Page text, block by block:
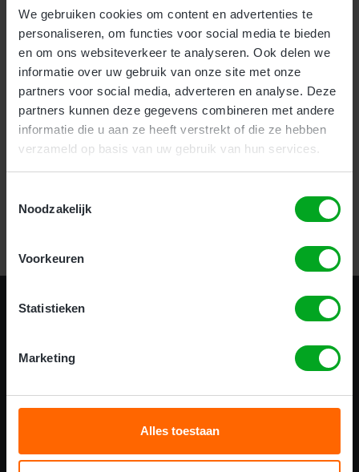
We gebruiken cookies om content en advertenties te
personaliseren, om functies voor social media te bieden
en om ons websiteverkeer te analyseren. Ook delen we
informatie over uw gebruik van onze site met onze
partners voor social media, adverteren en analyse. Deze
partners kunnen deze gegevens combineren met andere
informatie die u aan ze heeft verstrekt of die ze hebben
verzameld op basis van uw gebruik van hun services.
Noodzakelijk
Voorkeuren
Statistieken
Marketing
Alles toestaan
Voor bedrijven bieden wij onze nieuwe en zeer effectieve
uurs Incompany trainingaan.
Als particulier kunt u uw hoogwerker certificaat halen
opmeerdere locatiesdoor heel het land.
ONZE OPLEIDINGSLOCATIES
Barneveld